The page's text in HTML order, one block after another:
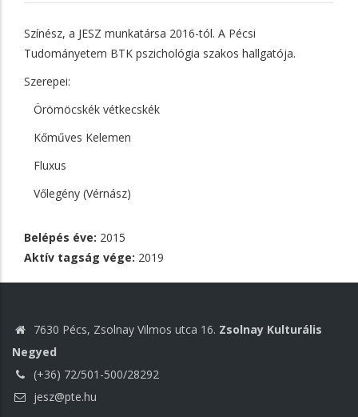
Színész, a JESZ munkatársa 2016-tól. A Pécsi
Tudományetem BTK pszichológia szakos hallgatója.
Szerepei:
Örömöcskék vétkecskék
Kőműves Kelemen
Fluxus
Vőlegény (Vérnász)
Belépés éve: 2015
Aktív tagság vége: 2019
7630 Pécs, Zsolnay Vilmos utca 16. Zsolnay Kulturális
Negyed
(+36) 72/501-500/28292
jesz@pte.hu